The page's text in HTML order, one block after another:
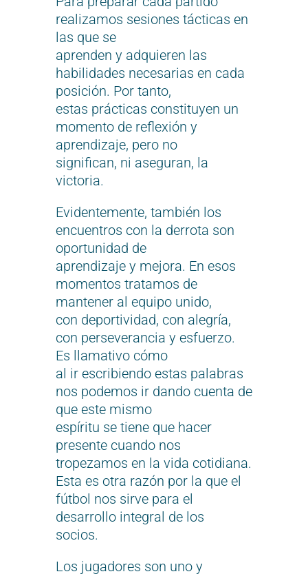
realizamos sesiones tácticas en
las que se
aprenden y adquieren las
habilidades necesarias en cada
posición. Por tanto,
estas prácticas constituyen un
momento de reflexión y
aprendizaje, pero no
significan, ni aseguran, la
victoria.
Evidentemente, también los
encuentros con la derrota son
oportunidad de
aprendizaje y mejora. En esos
momentos tratamos de
mantener al equipo unido,
con deportividad, con alegría,
con perseverancia y esfuerzo.
Es llamativo cómo
al ir escribiendo estas palabras
nos podemos ir dando cuenta de
que este mismo
espíritu se tiene que hacer
presente cuando nos
tropezamos en la vida cotidiana.
Esta es otra razón por la que el
fútbol nos sirve para el
desarrollo integral de los
socios.
Los jugadores son uno y